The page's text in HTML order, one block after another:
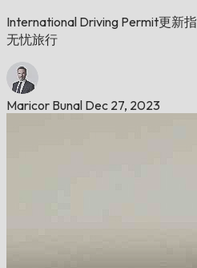
International Driving Permit更新
无忧旅行
Maricor Bunal Dec 27, 2023